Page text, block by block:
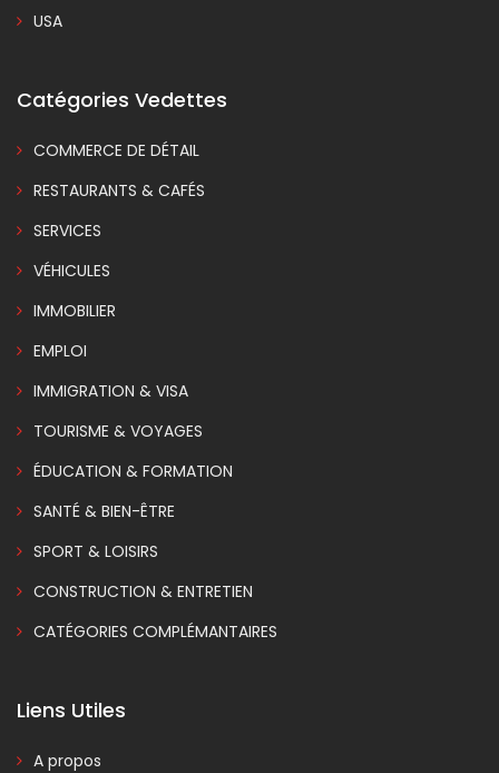
USA
Catégories Vedettes
COMMERCE DE DÉTAIL
RESTAURANTS & CAFÉS
SERVICES
VÉHICULES
IMMOBILIER
EMPLOI
IMMIGRATION & VISA
TOURISME & VOYAGES
ÉDUCATION & FORMATION
SANTÉ & BIEN-ÊTRE
SPORT & LOISIRS
CONSTRUCTION & ENTRETIEN
CATÉGORIES COMPLÉMANTAIRES
Liens Utiles
A propos